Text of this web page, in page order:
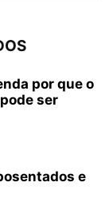
por que o
ser
e